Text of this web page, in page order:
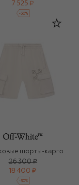
7 525 ₽
-30%
шорты-карго
26 300 ₽
18 400 ₽
-30%